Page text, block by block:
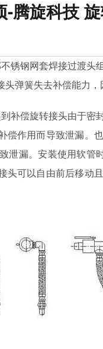
起重
属具旋
高空
腾旋科技
钢网套焊接过渡头
弹簧失去补偿能力，
偿旋转接头由于密封
偿作用而导致泄漏。
泄漏。安装使用软管
头可以自由前后移动